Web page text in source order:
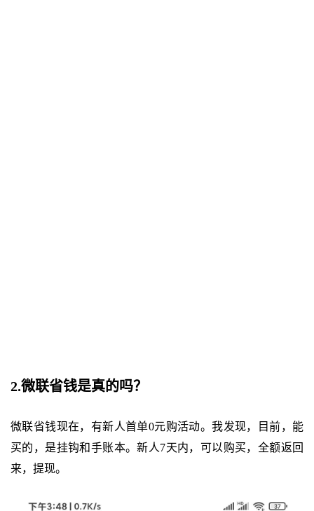
2.微联省钱是真的吗？
微联省钱现在，有新人首单0元购活动。我发现，目前，能
买的，是挂钩和手账本。新人7天内，可以购买，全额返回
来，提现。